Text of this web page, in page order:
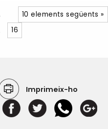
10 elements següents »
16
Imprimeix-ho